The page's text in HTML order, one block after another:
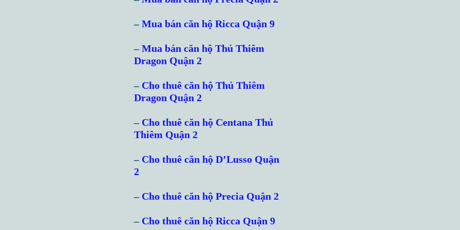
–Mua bán căn hộ Ricca Quận 9
–Mua bán căn hộ Thủ Thiêm
Dragon Quận 2
– Cho thuê căn hộ Thủ Thiêm
Dragon Quận 2
– Cho thuê căn hộ Centana Thủ
Thiêm Quận 2
– Cho thuê căn hộ D’Lusso Quận
2
– Cho thuê căn hộ Precia Quận 2
– Cho thuê căn hộ Ricca Quận 9